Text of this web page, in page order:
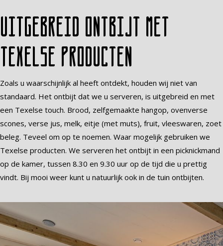
Uitgebreid ontbijt met
Texelse producten
Zoals u waarschijnlijk al heeft ontdekt, houden wij niet van
standaard. Het ontbijt dat we u serveren, is uitgebreid en met
een Texelse touch. Brood, zelfgemaakte hangop, ovenverse
scones, verse jus, melk, eitje (met muts), fruit, vleeswaren, zoet
beleg. Teveel om op te noemen. Waar mogelijk gebruiken we
Texelse producten. We serveren het ontbijt in een picknickmand
op de kamer, tussen 8.30 en 9.30 uur op de tijd die u prettig
vindt. Bij mooi weer kunt u natuurlijk ook in de tuin ontbijten.